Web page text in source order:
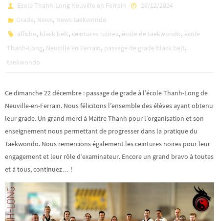
Ecole Thanh-Long Neuville en Ferrain
26/12/2024
Grade, News, News taekwondo
affiche, black belt, ceintures noires, école de taekwondo, école
Thanh-Long, Neuville en Ferrain, passage de grade black belt,
taekwondo
Ce dimanche 22 décembre : passage de grade à l’école Thanh-Long de
Neuville-en-Ferrain. Nous félicitons l’ensemble des élèves ayant obtenu
leur grade. Un grand merci à Maître Thanh pour l’organisation et son
enseignement nous permettant de progresser dans la pratique du
Taekwondo. Nous remercions également les ceintures noires pour leur
engagement et leur rôle d’examinateur. Encore un grand bravo à toutes
et à tous, continuez… !